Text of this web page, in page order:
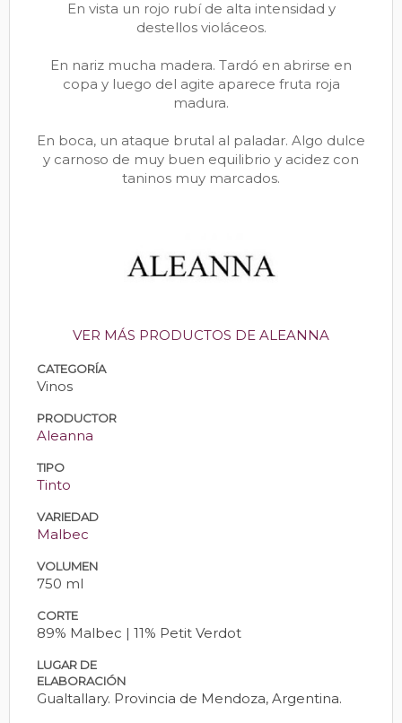
En vista un rojo rubí de alta intensidad y
destellos violáceos.
En nariz mucha madera. Tardó en abrirse en
copa y luego del agite aparece fruta roja
madura.
En boca, un ataque brutal al paladar. Algo dulce
y carnoso de muy buen equilibrio y acidez con
taninos muy marcados.
VER MÁS PRODUCTOS DE ALEANNA
CATEGORÍA
Vinos
PRODUCTOR
Aleanna
TIPO
Tinto
VARIEDAD
Malbec
VOLUMEN
750 ml
CORTE
89% Malbec | 11% Petit Verdot
LUGAR DE
ELABORACIÓN
Gualtallary. Provincia de Mendoza, Argentina.